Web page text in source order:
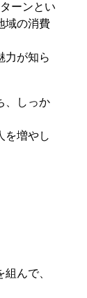
ーンとい
域の消費
力が知ら
、しっか
を増やし
んで、